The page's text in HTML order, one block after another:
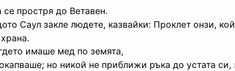
се простря до Ветавен.
Саул закле людете, казвайки: Проклет онзи,
имаше мед по земята,
но никой не приближи ръка до устата